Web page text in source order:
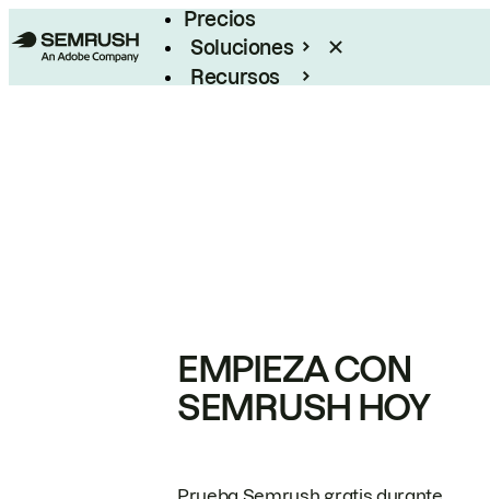
Precios
Soluciones
Recursos
EMPIEZA CON
SEMRUSH HOY